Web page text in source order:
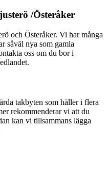
/Österåker
och Österåker. Vi har många
såväl nya som gamla
oss om du bor i
takbyten som håller i flera
rekommenderar vi att du
kan vi tillsammans lägga